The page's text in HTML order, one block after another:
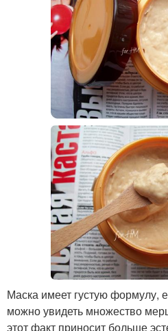
Маска имеет густую формулу,
можно увидеть множество
этот факт приносит больше